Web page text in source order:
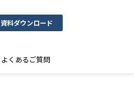
資料ダウンロード
よくあるご質問